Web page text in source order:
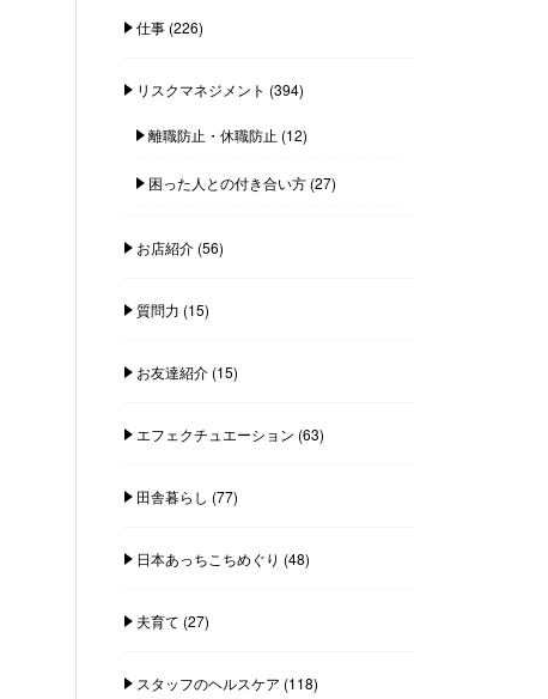
仕事(226)
リスクマネジメント (394)
離職防止・休職防止 (12)
困った人との付き合い方(27)
お店紹介(56)
質問力 (15)
お友達紹介(15)
エフェクチュエーション (63)
田舎暮らし (77)
日本あっちこちめぐり (48)
夫育て (27)
スタッフのヘルスケア (118)